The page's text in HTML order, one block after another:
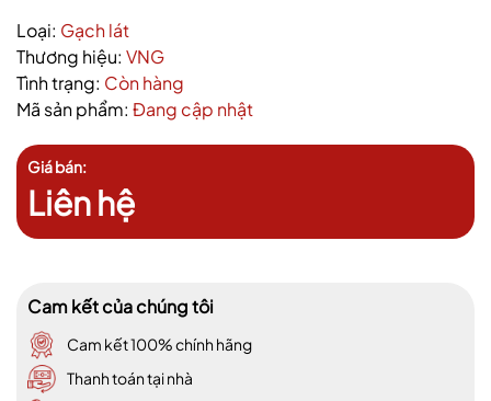
Loại: Gạch lát
Thương hiệu: VNG
Tình trạng: Còn hàng
Mã sản phẩm: Đang cập nhật
Giá bán:
Liên hệ
Cam kết của chúng tôi
Cam kết 100% chính hãng
Thanh toán tại nhà